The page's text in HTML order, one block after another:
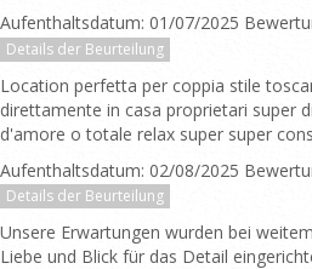
Aufenthaltsdatum: 01/07/2025
Details der Beurteilung
Location perfetta per coppia stile
direttamente in casa proprietari super
d'amore o totale relax super super
Aufenthaltsdatum: 02/08/2025
Details der Beurteilung
Unsere Erwartungen wurden bei
Liebe und Blick für das Detail